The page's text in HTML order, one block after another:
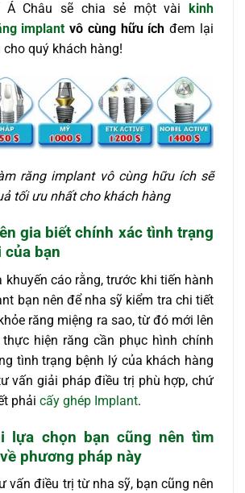
Á Châu sẽ chia sẻ một vài kinh
implant vô cùng hữu íchđem lại
quý khách hàng!
răng implant vô cùng hữu ích sẽ
tối ưu nhất cho khách hàng
gia biết chính xác tình trạng
của bạn
khuyến cáo rằng, trước khi tiến hành
bạn nên để nha sỹ kiểm tra chi tiết
răng miệng ra sao, từ đó mới lên
hiện răng cần phục hình chính
tình trạng bệnh lý của khách hàng
vấn giải pháp điều trị phù hợp, chứ
phải cấy ghép Implant.
lựa chọn bạn cũng nên tìm
phương pháp này
vấn điều trị từ nha sỹ, bạn cũng nên